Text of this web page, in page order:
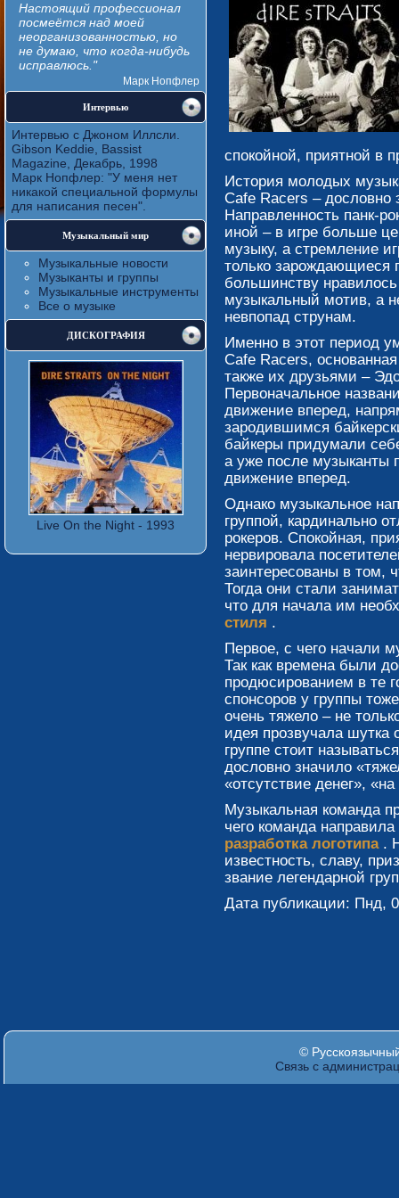
Настоящий профессионал
посмеётся над моей
неорганизованностью, но
не думаю, что когда-нибудь
исправлюсь."
Марк Нопфлер
Интервью
Интервью с Джоном Иллсли.
Gibson Keddie, Bassist
Magazine, Декабрь, 1998
Марк Нопфлер: "У меня нет
никакой специальной формулы
для написания песен".
Музыкальный мир
Музыкальные новости
Музыканты и группы
Музыкальные инструменты
Все о музыке
ДИСКОГРАФИЯ
Live On the Night - 1993
спокойной, приятной в
История молодых
Cafe Racers – дословно
Направленность панк-
иной – в игре больше
музыку, а стремление
только зарождающиеся
большинству
музыкальный мотив, а
невпопад струнам.
Именно в этот период
Cafe Racers,
также их друзьями –
Первоначальное
движение вперед,
зародившимся
байкеры придумали
а уже после музыканты
движение вперед.
Однако музыкальное
группой, кардинально
рокеров. Спокойная,
нервировала
заинтересованы в том,
Тогда они стали
что для начала им
стиля .
Первое, с чего начали
Так как времена были
продюсированием в те
спонсоров у группы
очень тяжело – не
идея прозвучала шутка
группе стоит
дословно значило
«отсутствие денег»,
Музыкальная команда
чего команда
разработка логотипа .
известность, славу,
звание легендарной
Дата публикации: Пнд,
©
Связь с